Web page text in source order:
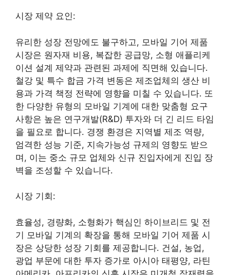
시장 제약 요인:
유리한 성장 전망에도 불구하고, 모바일 기어 제품
시장은 원자재 비용, 복잡한 공급망, 소형 애플리케
이션 설계 제약과 관련된 과제에 직면해 있습니다.
철강 및 특수 합금 가격 변동은 제조업체의 생산 비
용과 가격 책정 전략에 영향을 미칠 수 있습니다. 또
한 다양한 유형의 모바일 기계에 대한 맞춤형 요구
사항은 높은 연구개발(R&D) 투자와 더 긴 리드 타임
을 필요로 합니다. 경쟁 환경은 지역별 제조 역량,
엄격한 성능 기준, 지속가능성 규제의 영향도 받으
며, 이는 중소 규모 업체와 신규 진입자에게 진입 장
벽을 조성할 수 있습니다.
시장 기회:
효율성, 경량화, 소형화가 핵심인 하이브리드 및 전
기 모바일 기계의 확장을 통해 모바일 기어 제품 시
장은 상당한 성장 기회를 제공합니다. 건설, 농업,
광업 부문에 대한 투자 증가로 아시아 태평양, 라틴